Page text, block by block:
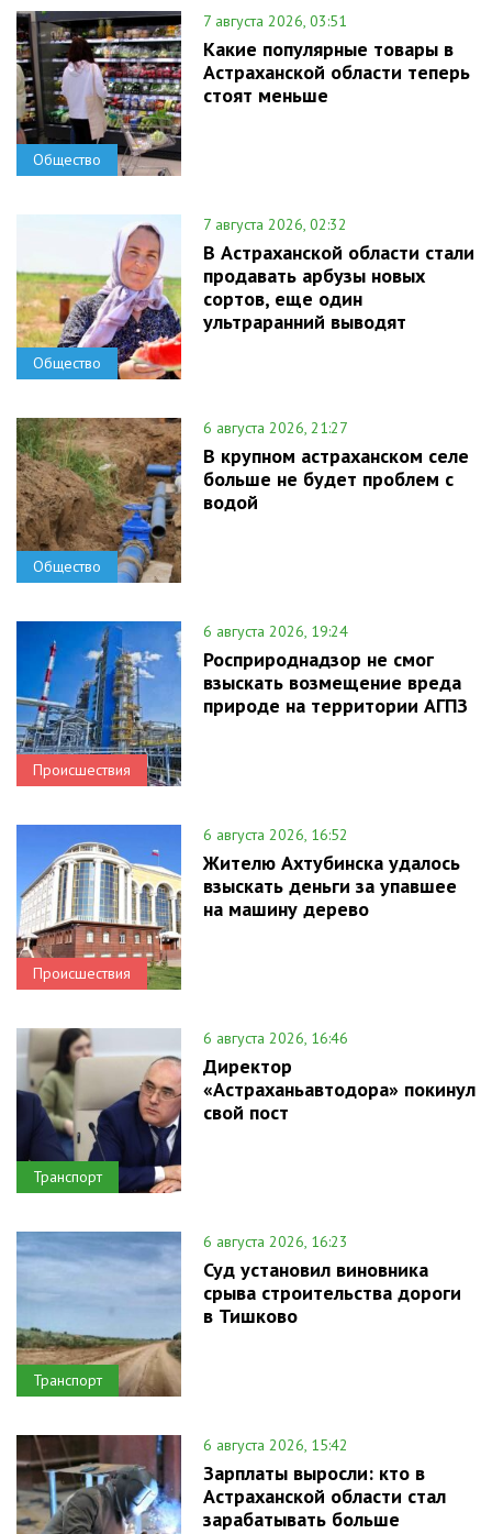
Общество
7 августа 2026, 03:51
Какие популярные товары в
Астраханской области теперь
стоят меньше
Общество
7 августа 2026, 02:32
В Астраханской области стали
продавать арбузы новых
сортов, еще один
ультраранний выводят
Общество
6 августа 2026, 21:27
В крупном астраханском селе
больше не будет проблем с
водой
Происшествия
6 августа 2026, 19:24
Росприроднадзор не смог
взыскать возмещение вреда
природе на территории АГПЗ
Происшествия
6 августа 2026, 16:52
Жителю Ахтубинска удалось
взыскать деньги за упавшее
на машину дерево
Транспорт
6 августа 2026, 16:46
Директор
«Астраханьавтодора» покинул
свой пост
Транспорт
6 августа 2026, 16:23
Суд установил виновника
срыва строительства дороги
в Тишково
6 августа 2026, 15:42
Зарплаты выросли: кто в
Астраханской области стал
зарабатывать больше